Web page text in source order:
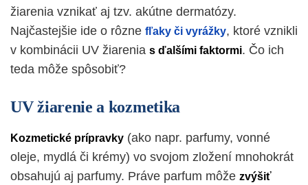
žiarenia vznikať aj tzv. akútne dermatózy.
Najčastejšie ide o rôzne fľaky či vyrážky, ktoré vznikli
v kombinácii UV žiarenia s ďalšími faktormi. Čo ich
teda môže spôsobiť?
UV žiarenie a kozmetika
Kozmetické prípravky (ako napr. parfumy, vonné
oleje, mydlá či krémy) vo svojom zložení mnohokrát
obsahujú aj parfumy. Práve parfum môže zvýšiť